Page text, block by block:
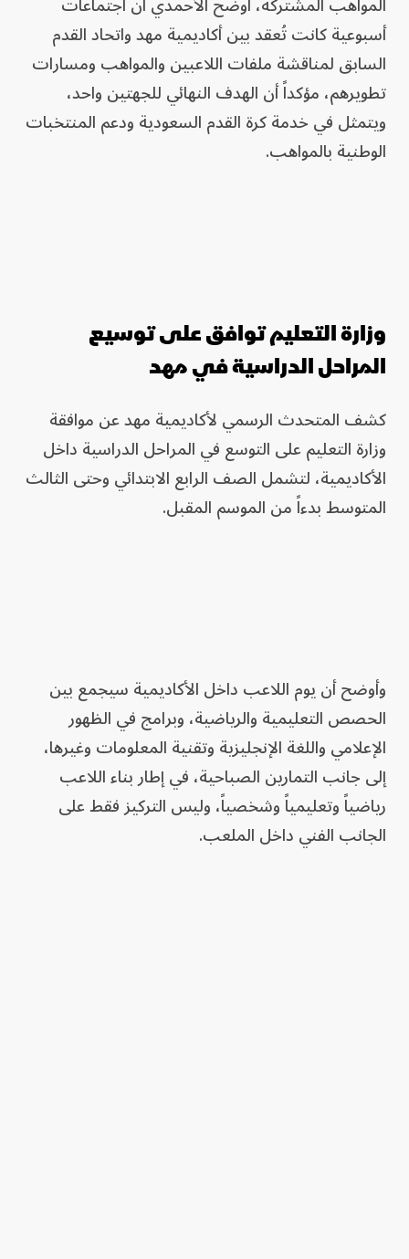
أسبوعية كانت تُعقد بين أكاديمية مهد واتحاد القدم
السابق لمناقشة ملفات اللاعبين والمواهب ومسارات
تطويرهم، مؤكداً أن الهدف النهائي للجهتين واحد،
ويتمثل في خدمة كرة القدم السعودية ودعم المنتخبات
الوطنية بالمواهب.
وزارة التعليم توافق على توسيع
المراحل الدراسية في مهد
كشف المتحدث الرسمي لأكاديمية مهد عن موافقة
وزارة التعليم على التوسع في المراحل الدراسية داخل
الأكاديمية، لتشمل الصف الرابع الابتدائي وحتى الثالث
المتوسط بدءاً من الموسم المقبل.
وأوضح أن يوم اللاعب داخل الأكاديمية سيجمع بين
الحصص التعليمية والرياضية، وبرامج في الظهور
الإعلامي واللغة الإنجليزية وتقنية المعلومات وغيرها،
إلى جانب التمارين الصباحية، في إطار بناء اللاعب
رياضياً وتعليمياً وشخصياً، وليس التركيز فقط على
الجانب الفني داخل الملعب.